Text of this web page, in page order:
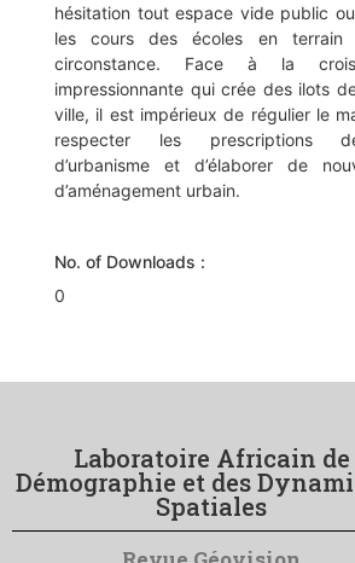
hésitation tout espace vide public
les cours des écoles en
circonstance. Face à la
impressionnante qui crée des ilots
ville, il est impérieux de régulier le
respecter les prescriptions
d’urbanisme et d’élaborer de
d’aménagement urbain.
No. of Downloads :
0
Laboratoire Africain de
Démographie et des
Spatiales